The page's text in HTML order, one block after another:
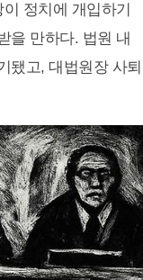
정치에 개입하기
을 만하다. 법원 내
됐고, 대법원장 사퇴